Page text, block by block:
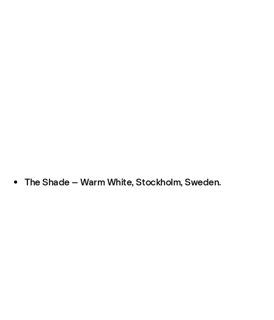
The Shade – Warm White, Stockholm, Sweden.